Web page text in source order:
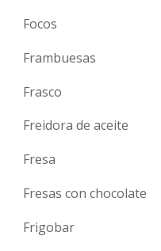
Focos
Frambuesas
Frasco
Freidora de aceite
Fresa
Fresas con chocolate
Frigobar